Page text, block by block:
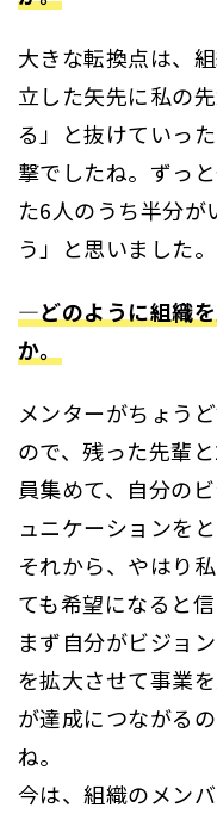
大きな転換点は、
立した矢先に私の
る」と抜けていっ
撃でしたね。ずっ
た6人のうち半分が
う」と思いました。
―どのように組織
か。
メンターがちょう
ので、残った先輩
員集めて、自分の
ュニケーションをと
それから、やはり
ても希望になると
まず自分がビジョ
を拡大させて事業
が達成につながる
ね。
今は、組織のメン